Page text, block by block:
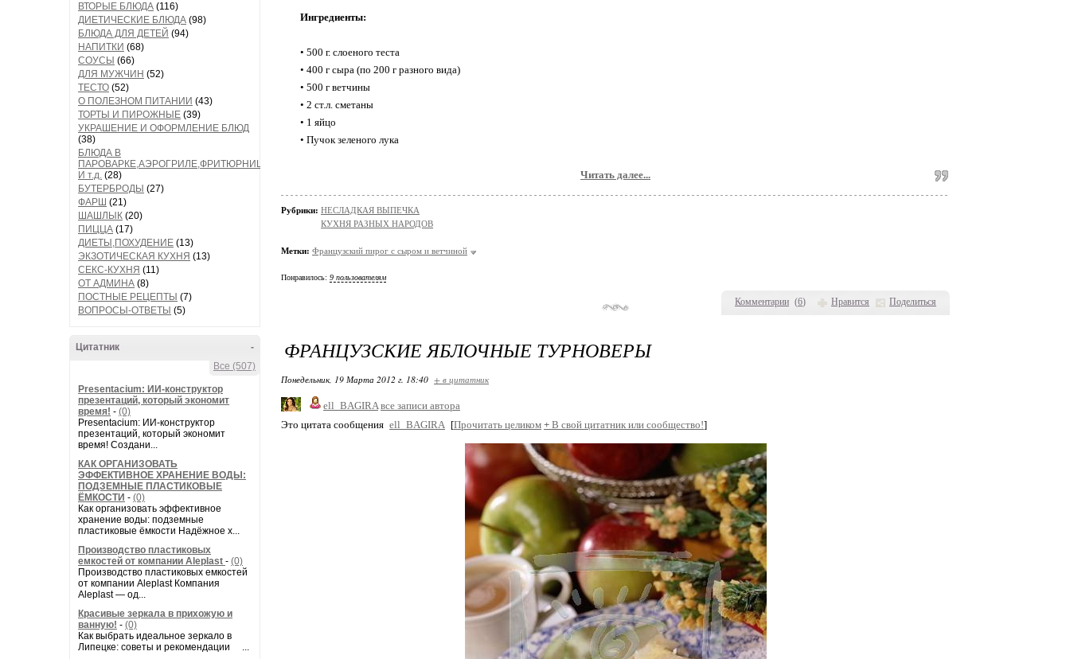
ВТОРЫЕ БЛЮДА (116)
ДИЕТИЧЕСКИЕ БЛЮДА (98)
БЛЮДА ДЛЯ ДЕТЕЙ (94)
НАПИТКИ (68)
СОУСЫ (66)
ДЛЯ МУЖЧИН (52)
ТЕСТО (52)
О ПОЛЕЗНОМ ПИТАНИИ (43)
ТОРТЫ И ПИРОЖНЫЕ (39)
УКРАШЕНИЕ И ОФОРМЛЕНИЕ БЛЮД
(38)
БЛЮДА В
ПАРОВАРКЕ,АЭРОГРИЛЕ,ФРИТЮРНИЦЕ
И т.д. (28)
БУТЕРБРОДЫ (27)
ФАРШ (21)
ШАШЛЫК (20)
ПИЦЦА (17)
ДИЕТЫ,ПОХУДЕНИЕ (13)
ЭКЗОТИЧЕСКАЯ КУХНЯ (13)
СЕКС-КУХНЯ (11)
ОТ АДМИНА (8)
ПОСТНЫЕ РЕЦЕПТЫ (7)
ВОПРОСЫ-ОТВЕТЫ (5)
-
Цитатник
Все (507)
Presentacium: ИИ‑конструктор
презентаций, который экономит
время! - (0)
Presentacium: ИИ‑конструктор
презентаций, который экономит
время! Создани...
КАК ОРГАНИЗОВАТЬ
ЭФФЕКТИВНОЕ ХРАНЕНИЕ ВОДЫ:
ПОДЗЕМНЫЕ ПЛАСТИКОВЫЕ
ЁМКОСТИ - (0)
Как организовать эффективное
хранение воды: подземные
пластиковые ёмкости Надёжное х...
Производство пластиковых
емкостей от компании Aleplast - (0)
Производство пластиковых емкостей
от компании Aleplast Компания
Aleplast — од...
Красивые зеркала в прихожую и
ванную! - (0)
Как выбрать идеальное зеркало в
Липецке: советы и рекомендации ...
Комментарии (6) Нравится Поделиться
Ингредиенты:
• 500 г. слоеного теста
• 400 г сыра (по 200 г разного вида)
• 500 г ветчины
• 2 ст.л. сметаны
• 1 яйцо
• Пучок зеленого лука
Читать далее...
Рубрики: НЕСЛАДКАЯ ВЫПЕЧКА
КУХНЯ РАЗНЫХ НАРОДОВ
Метки: Французский пирог с сыром и ветчиной
Понравилось: 9 пользователям
ФРАНЦУЗСКИЕ ЯБЛОЧНЫЕ ТУРНОВЕРЫ
Понедельник, 19 Марта 2012 г. 18:40 + в цитатник
ell_BAGIRA все записи автора
Это цитата сообщения ell_BAGIRA [Прочитать целиком + В свой цитатник или сообщество!]